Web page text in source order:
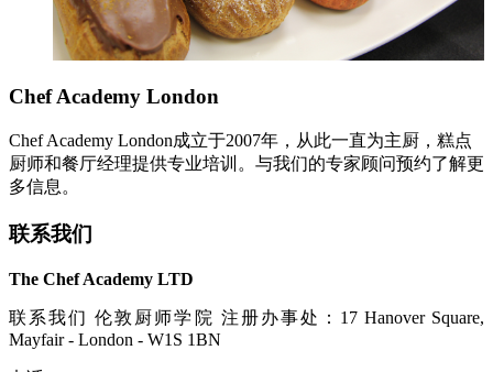
Chef Academy London
Chef Academy London成立于2007年，从此一直为主厨，糕点
厨师和餐厅经理提供专业培训。与我们的专家顾问预约了解更
多信息。
联系我们
The Chef Academy LTD
联系我们 伦敦厨师学院 注册办事处：17 Hanover Square,
Mayfair - London - W1S 1BN